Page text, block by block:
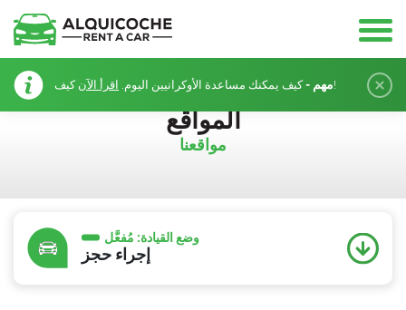
مهم -كيف يمكنك مساعدة الأوكرانيين اليوم. اقرأ الآن كيف!
المواقع
مواقعنا
وضع القيادة: مُفعَّل
إجراء حجز